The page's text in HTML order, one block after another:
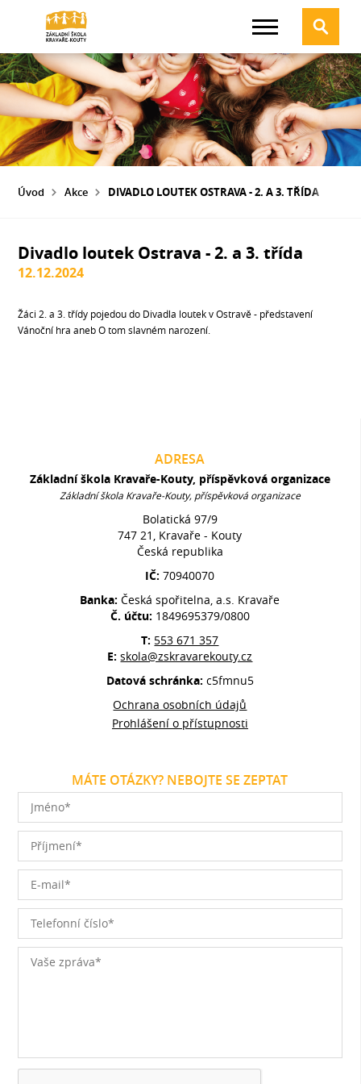
Úvod Akce DIVADLO LOUTEK OSTRAVA - 2. A 3. TŘÍDA
Divadlo loutek Ostrava - 2. a 3. třída
12.12.2024
Žáci 2. a 3. třídy pojedou do Divadla loutek v Ostravě - představení
Vánoční hra aneb O tom slavném narození.
ADRESA
Základní škola Kravaře-Kouty, příspěvková organizace
Základní škola Kravaře-Kouty, příspěvková organizace
Bolatická 97/9
747 21, Kravaře - Kouty
Česká republika
IČ:70940070
Banka:Česká spořitelna, a.s. Kravaře
Č. účtu: 1849695379/0800
T: 553 671 357
E:skola@zskravarekouty.cz
Datová schránka: c5fmnu5
Ochrana osobních údajů
Prohlášení o přístupnosti
MÁTE OTÁZKY? NEBOJTE SE ZEPTAT